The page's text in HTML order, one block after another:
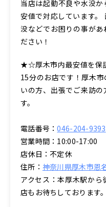
当店は起動不良や水没
安値で対応しています。
没などでお困りの事が
ださい！
★☆厚木市内最安値を保
15分のお店です！厚木
いの方、出張でご来訪
す。
電話番号：046-204-9393
営業時間：10:00-17:00
店休日：不定休
住所： 神奈川県厚木市
アクセス：本厚木駅か
店もお待ちしております。